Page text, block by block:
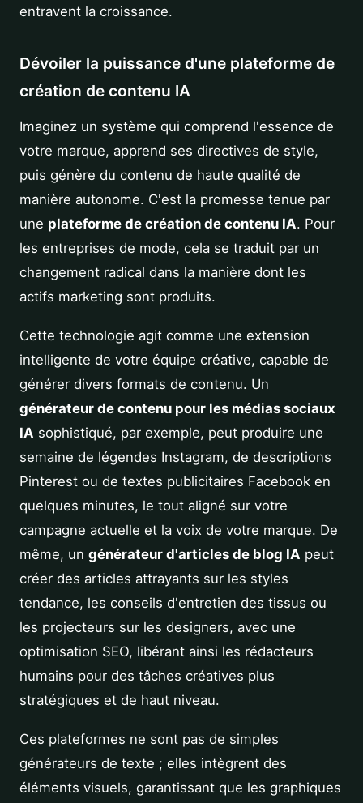
entravent la croissance.
Dévoiler la puissance d'une plateforme de
création de contenu IA
Imaginez un système qui comprend l'essence de
votre marque, apprend ses directives de style,
puis génère du contenu de haute qualité de
manière autonome. C'est la promesse tenue par
une plateforme de création de contenu IA. Pour
les entreprises de mode, cela se traduit par un
changement radical dans la manière dont les
actifs marketing sont produits.
Cette technologie agit comme une extension
intelligente de votre équipe créative, capable de
générer divers formats de contenu. Un
générateur de contenu pour les médias sociaux
IA sophistiqué, par exemple, peut produire une
semaine de légendes Instagram, de descriptions
Pinterest ou de textes publicitaires Facebook en
quelques minutes, le tout aligné sur votre
campagne actuelle et la voix de votre marque. De
même, un générateur d'articles de blog IA peut
créer des articles attrayants sur les styles
tendance, les conseils d'entretien des tissus ou
les projecteurs sur les designers, avec une
optimisation SEO, libérant ainsi les rédacteurs
humains pour des tâches créatives plus
stratégiques et de haut niveau.
Ces plateformes ne sont pas de simples
générateurs de texte ; elles intègrent des
éléments visuels, garantissant que les graphiques